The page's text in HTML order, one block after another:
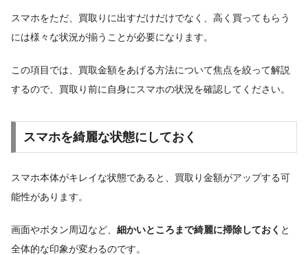
スマホをただ、買取りに出すだけだけでなく、高く買ってもらう
には様々な状況が揃うことが必要になります。
この項目では、買取金額をあげる方法について焦点を絞って解説
するので、買取り前に自身にスマホの状況を確認してください。
スマホを綺麗な状態にしておく
スマホ本体がキレイな状態であると、買取り金額がアップする可
能性があります。
画面やボタン周辺など、 細かいところまで綺麗に掃除しておく と
全体的な印象が変わるのです。